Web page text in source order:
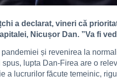
a declarat, vineri că
Nicușor Dan. ”Va fi
și revenirea la
lupta Dan-Firea are o
a lucrurilor făcute temeinic,